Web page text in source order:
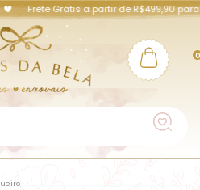
Frete Grátis a partir de R$499,90 para